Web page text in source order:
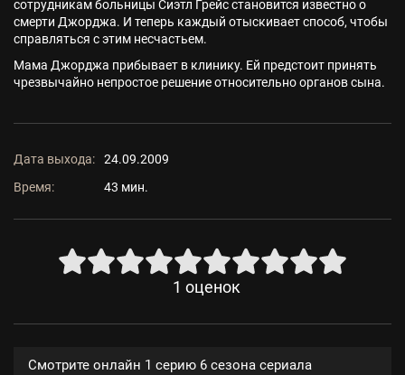
сотрудникам больницы Сиэтл Грейс становится известно о
смерти Джорджа. И теперь каждый отыскивает способ, чтобы
справляться с этим несчастьем.
Мама Джорджа прибывает в клинику. Ей предстоит принять
чрезвычайно непростое решение относительно органов сына.
Дата выхода:
24.09.2009
Время:
43 мин.
1 оценок
Смотрите онлайн 1 серию 6 сезона сериала